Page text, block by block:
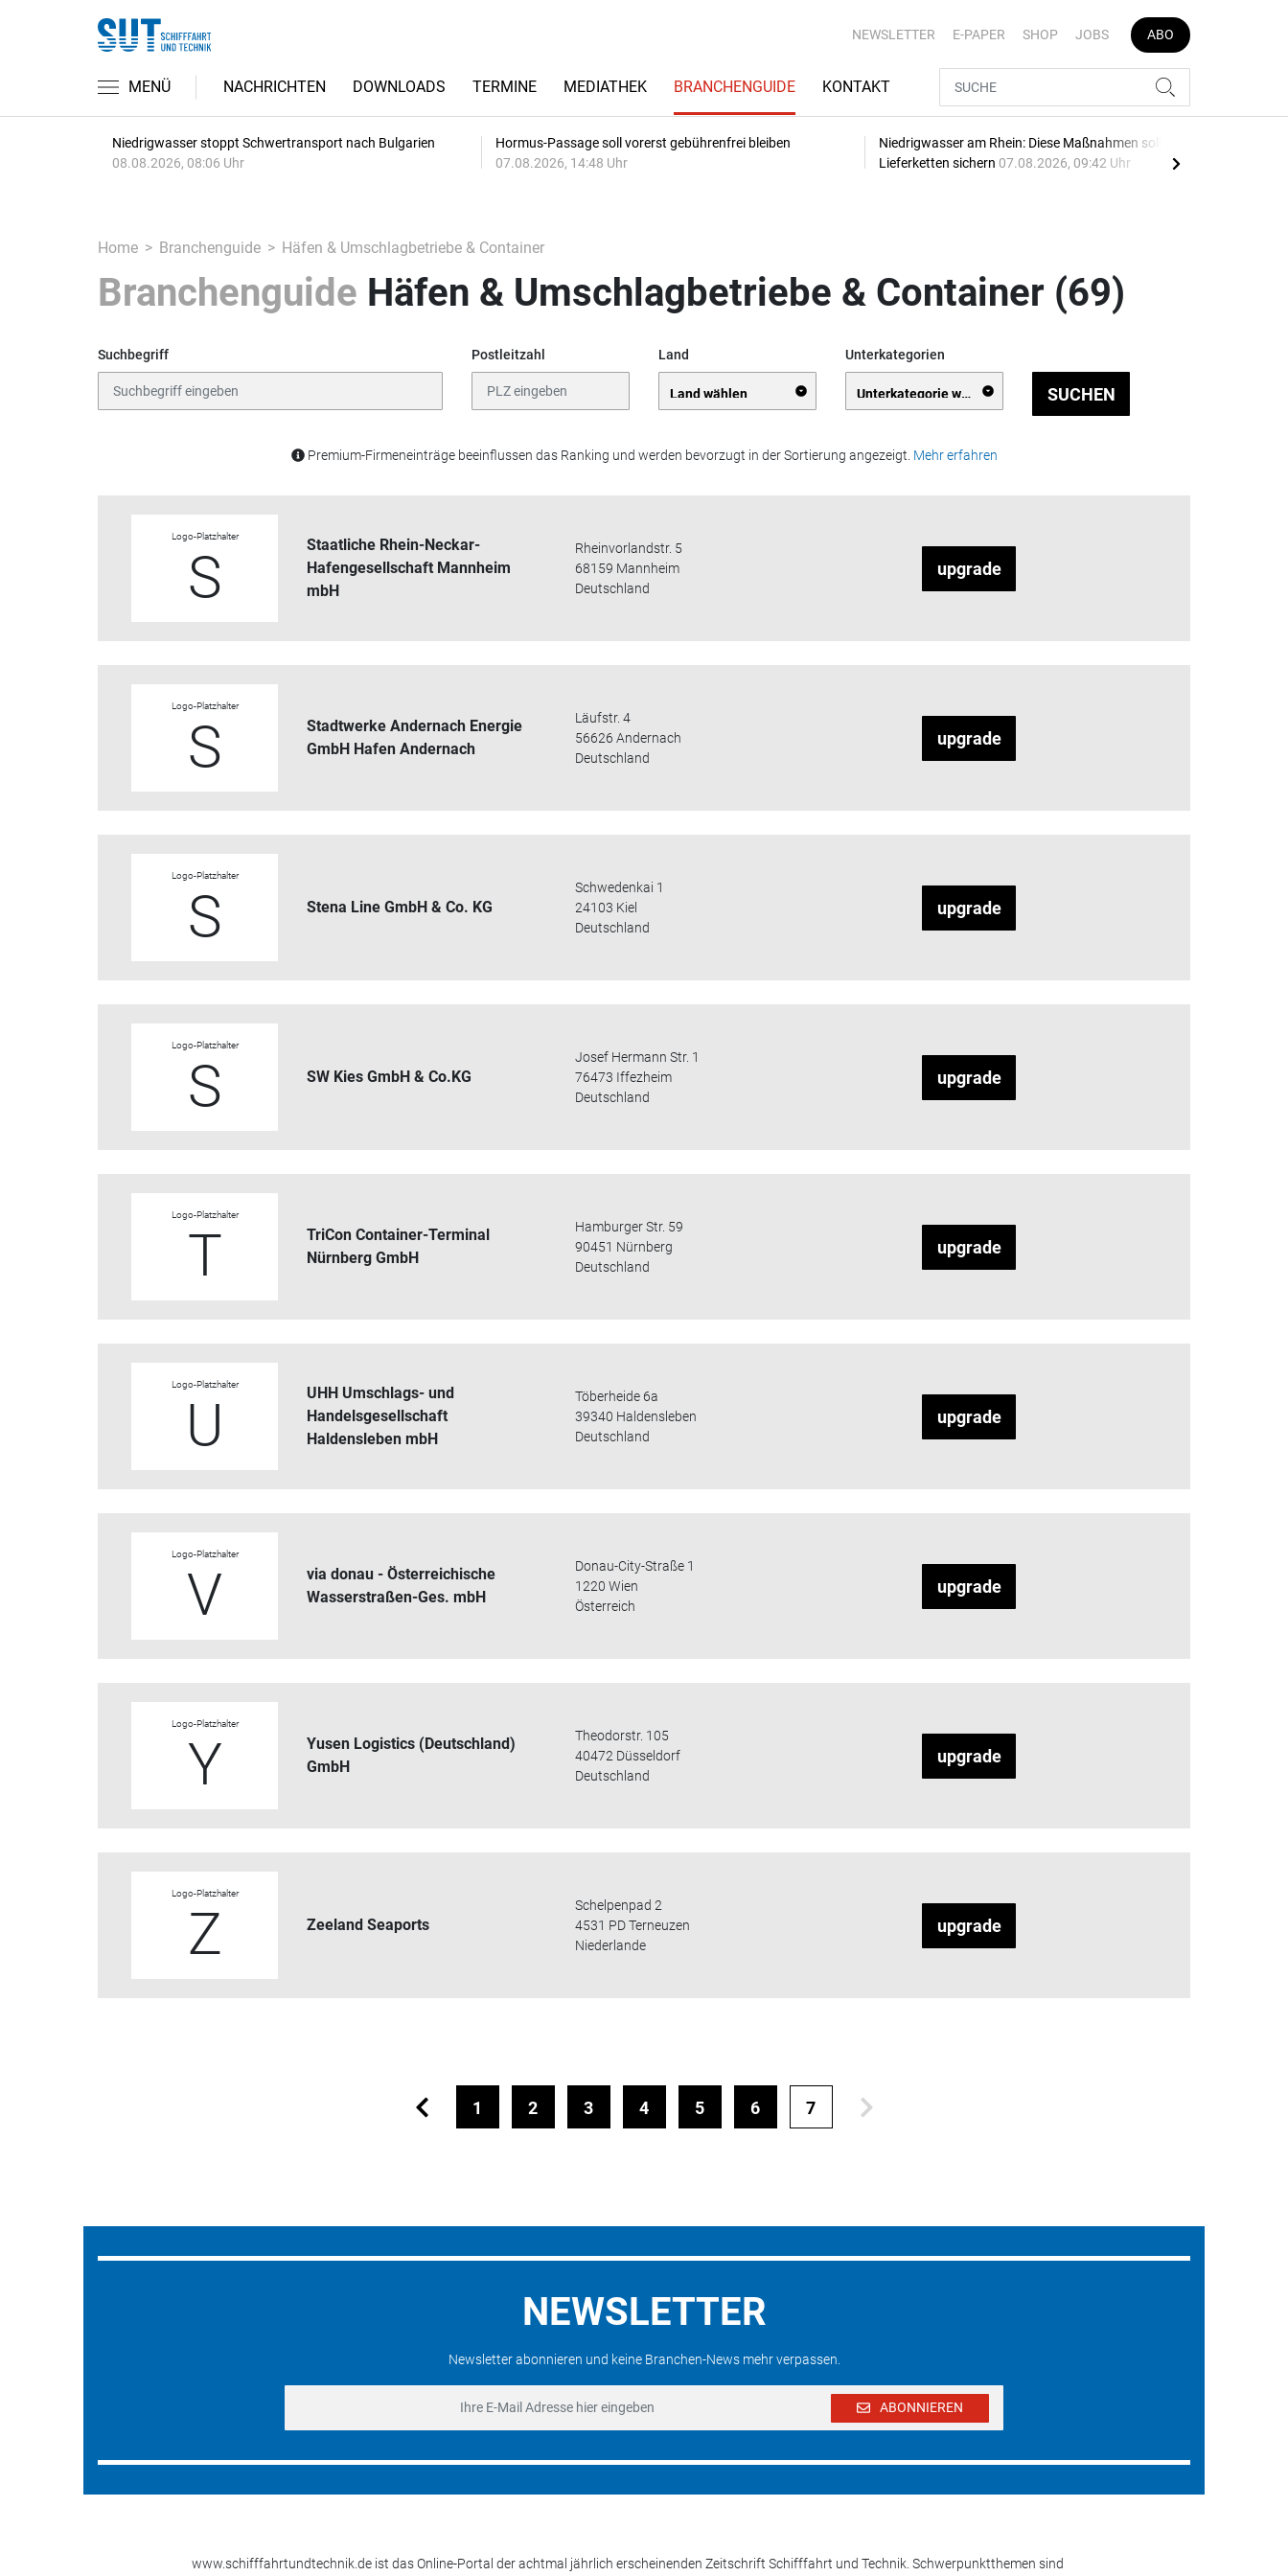
NEWSLETTER E-PAPER SHOP JOBS ABO
MENÜ NACHRICHTEN DOWNLOADS TERMINE MEDIATHEK BRANCHENGUIDE KONTAKT
Niedrigwasser stoppt Schwertransport nach Bulgarien
08.08.2026, 08:06 Uhr
Hormus-Passage soll vorerst gebührenfrei bleiben
07.08.2026, 14:48 Uhr
Niedrigwasser am Rhein: Diese Maßnahmen sollen
Lieferketten sichern 07.08.2026, 09:42 Uhr
Home Branchenguide Häfen & Umschlagbetriebe & Container
Branchenguide Häfen & Umschlagbetriebe & Container (69)
Suchbegriff Postleitzahl Land Unterkategorien
SUCHEN
Premium-Firmeneinträge beeinflussen das Ranking und werden bevorzugt in der Sortierung angezeigt. Mehr erfahren
Logo-Platzhalter
S
Staatliche Rhein-Neckar-
Hafengesellschaft Mannheim
mbH
Rheinvorlandstr. 5
68159 Mannheim
Deutschland
upgrade
Logo-Platzhalter
S
Stadtwerke Andernach Energie
GmbH Hafen Andernach
Läufstr. 4
56626 Andernach
Deutschland
upgrade
Logo-Platzhalter
S Stena Line GmbH & Co. KG
Schwedenkai 1
24103 Kiel
Deutschland
upgrade
Logo-Platzhalter
S SW Kies GmbH & Co.KG
Josef Hermann Str. 1
76473 Iffezheim
Deutschland
upgrade
Logo-Platzhalter
T
TriCon Container-Terminal
Nürnberg GmbH
Hamburger Str. 59
90451 Nürnberg
Deutschland
upgrade
Logo-Platzhalter
U
UHH Umschlags- und
Handelsgesellschaft
Haldensleben mbH
Töberheide 6a
39340 Haldensleben
Deutschland
upgrade
Logo-Platzhalter
V
via donau - Österreichische
Wasserstraßen-Ges. mbH
Donau-City-Straße 1
1220 Wien
Österreich
upgrade
Logo-Platzhalter
Y
Yusen Logistics (Deutschland)
GmbH
Theodorstr. 105
40472 Düsseldorf
Deutschland
upgrade
Logo-Platzhalter
Z Zeeland Seaports
Schelpenpad 2
4531 PD Terneuzen
Niederlande
upgrade
1 2 3 4 5 6 7
NEWSLETTER
Newsletter abonnieren und keine Branchen-News mehr verpassen.
ABONNIEREN
www.schifffahrtundtechnik.de ist das Online-Portal der achtmal jährlich erscheinenden Zeitschrift Schifffahrt und Technik. Schwerpunktthemen sind